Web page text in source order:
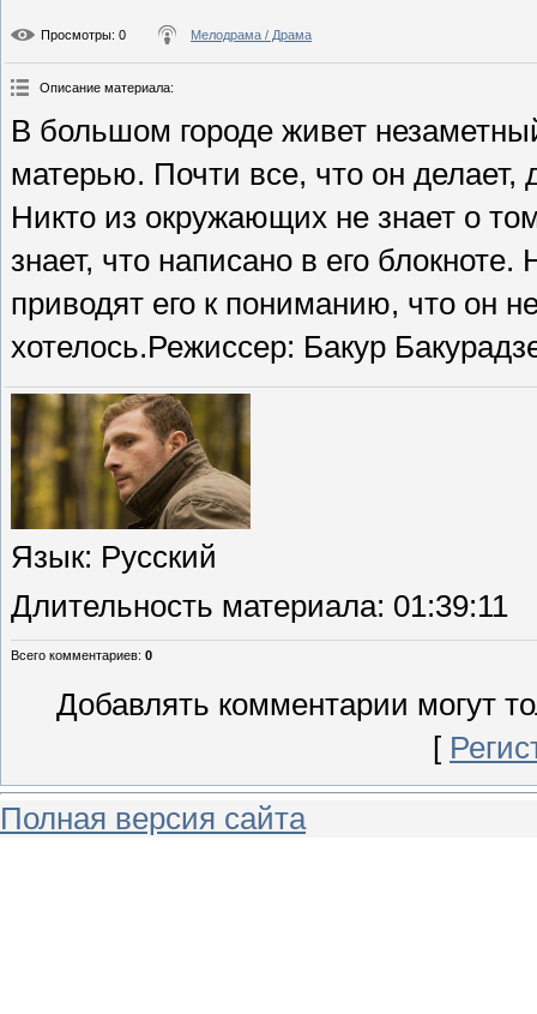
Просмотры: 0 Мелодрама / Драма
Описание материала:
В большом городе живет
матерью. Почти все, что он
Никто из окружающих не знает о
знает, что написано в его
приводят его к пониманию, что он
хотелось.Режиссер: Бакур
Язык: Русский
Длительность материала: 01:39:11
Всего комментариев: 0
Добавлять комментарии могут
[
Полная версия сайта